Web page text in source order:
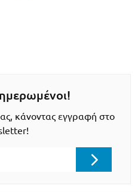
κάνοντας εγγραφή στο